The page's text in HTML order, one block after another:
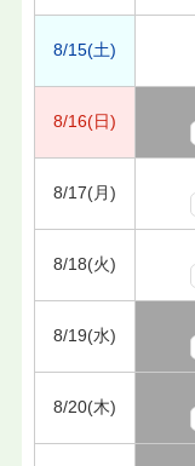
8/15(土)
8/16(日)
8/17(月)
8/18(火)
8/19(水)
8/20(木)